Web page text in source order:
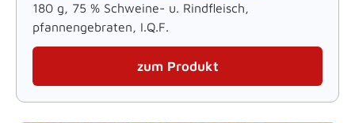
180 g, 75 % Schweine- u. Rindfleisch,
pfannengebraten, I.Q.F.
zum Produkt